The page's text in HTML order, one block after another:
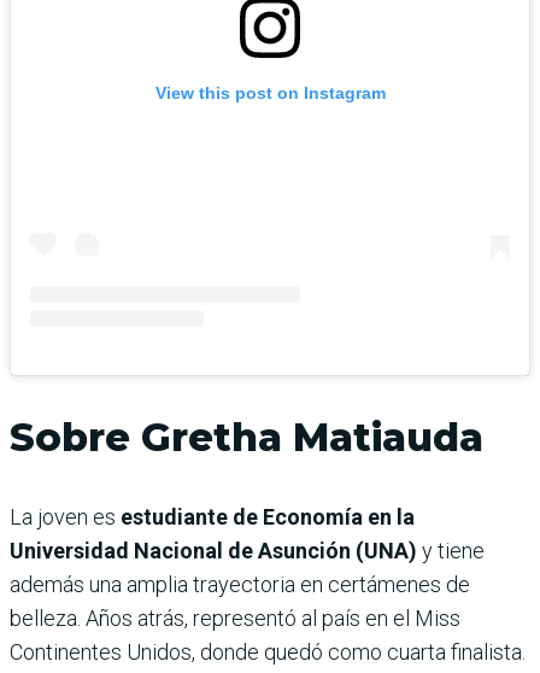
View this post on Instagram
Sobre Gretha Matiauda
La joven es estudiante de Economía en la
Universidad Nacional de Asunción (UNA) y tiene
además una amplia trayectoria en certámenes de
belleza. Años atrás, representó al país en el Miss
Continentes Unidos, donde quedó como cuarta finalista.